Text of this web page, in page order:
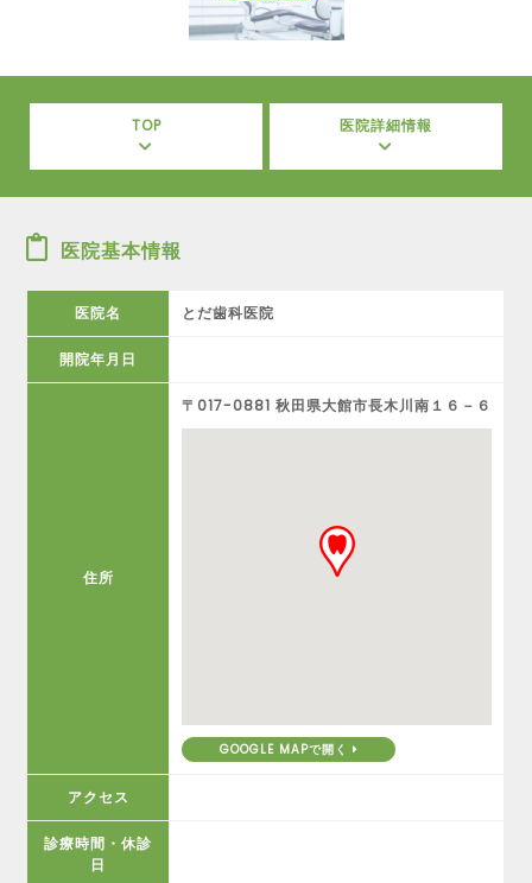
TOP 医院詳細情報
医院基本情報
医院名 とだ歯科医院
開院年月日
住所
〒017-0881 秋田県大館市長木川南１６－６
GOOGLE MAPで開く
アクセス
診療時間・休診
日